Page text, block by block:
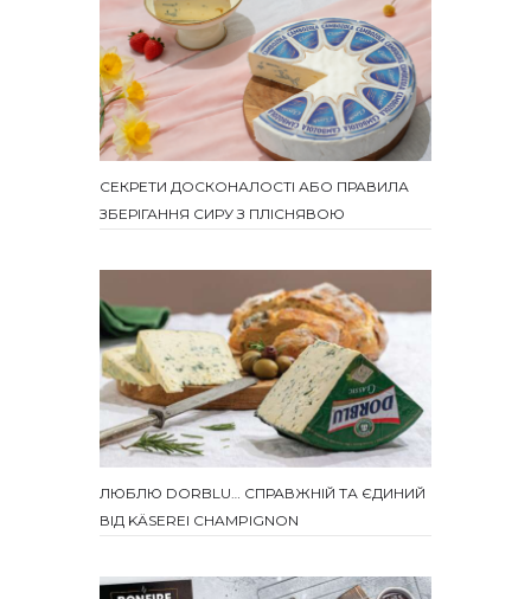
СЕКРЕТИ ДОСКОНАЛОСТІ АБО ПРАВИЛА
ЗБЕРІГАННЯ СИРУ З ПЛІСНЯВОЮ
ЛЮБЛЮ DORBLU… СПРАВЖНІЙ ТА ЄДИНИЙ
ВІД KÄSEREI CHAMPIGNON